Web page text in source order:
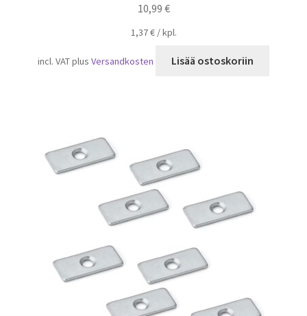
10,99 €
1,37€/kpl.
incl. VATplusVersandkosten Lisää ostoskoriin